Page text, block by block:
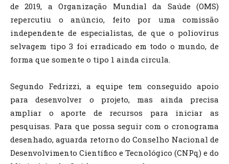
de 2019, a Organização Mundial da Saúde (OMS)
repercutiu o anúncio, feito por uma comissão
independente de especialistas, de que o poliovírus
selvagem tipo 3 foi erradicado em todo o mundo, de
forma que somente o tipo 1 ainda circula.
Segundo Fedrizzi, a equipe tem conseguido apoio
para desenvolver o projeto, mas ainda precisa
ampliar o aporte de recursos para iniciar as
pesquisas. Para que possa seguir com o cronograma
desenhado, aguarda retorno do Conselho Nacional de
Desenvolvimento Científico e Tecnológico (CNPq) e do